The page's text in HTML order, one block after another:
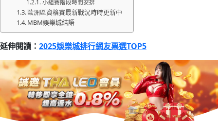
小組賽階段時間安排
歐洲區資格賽最新戰況時時更新中
MBM娛樂城結語
延伸閱讀： 2025娛樂城排行網友票選TOP5